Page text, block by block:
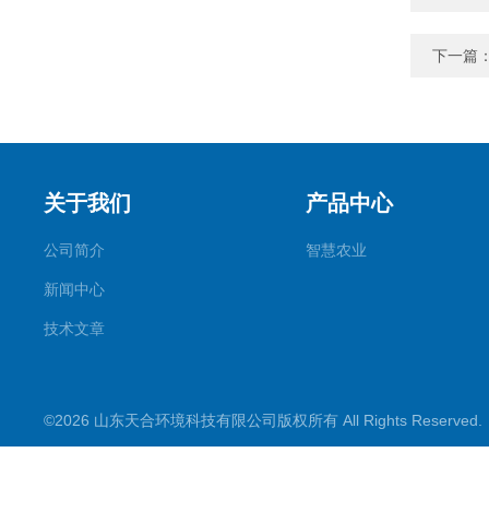
下一篇
关于我们
公司简介
新闻中心
技术文章
产品中心
智慧农业
©2026 山东天合环境科技有限公司版权所有 All Rights